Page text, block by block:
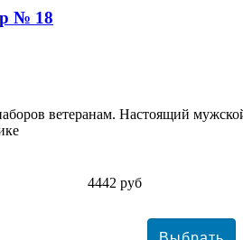
№ 18
ветеранам. Настоящий
4442 руб